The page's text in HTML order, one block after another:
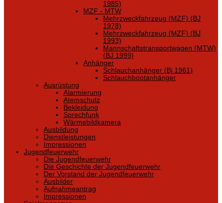
1985)
MZF - MTW
Mehrzweckfahrzeug (MZF) (BJ
1978)
Mehrzweckfahrzeug (MZF) (BJ
1993)
Mannschaftstransportwagen (MTW)
(BJ 1999)
Anhänger
Schlauchanhänger (Bj 1961)
Schlauchbootanhänger
Ausrüstung
Alarmierung
Atemschutz
Bekleidung
Sprechfunk
Wärmebildkamera
Ausbildung
Dienstleistungen
Impressionen
Jugendfeuerwehr
Die Jugendfeuerwehr
Die Geschichte der Jugendfeuerwehr
Der Vorstand der Jugendfeuerwehr
Ausbilder
Aufnahmeantrag
Impressionen